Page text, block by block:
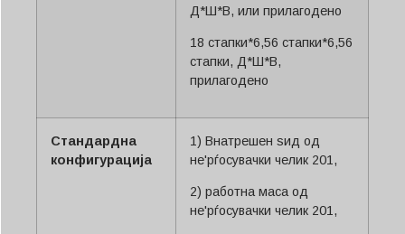
Д*Ш*В, или прилагодено
18 стапки*6,56 стапки*6,56
стапки, Д*Ш*В,
прилагодено
Стандардна
конфигурација
1) Внатрешен ѕид од
не'рѓосувачки челик 201,
2) работна маса од
не'рѓосувачки челик 201,